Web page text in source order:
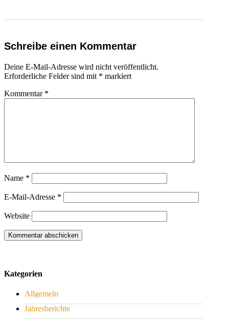
Schreibe einen Kommentar
Deine E-Mail-Adresse wird nicht veröffentlicht.
Erforderliche Felder sind mit * markiert
Kommentar *
Name *
E-Mail-Adresse *
Website
Kategorien
Allgemein
Jahresberichte